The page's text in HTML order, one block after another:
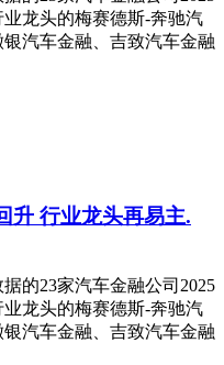
龙头的梅赛德斯-奔驰汽
汽车金融、吉致汽车金融
升 行业龙头再易主.
23家汽车金融公司2025
龙头的梅赛德斯-奔驰汽
汽车金融、吉致汽车金融